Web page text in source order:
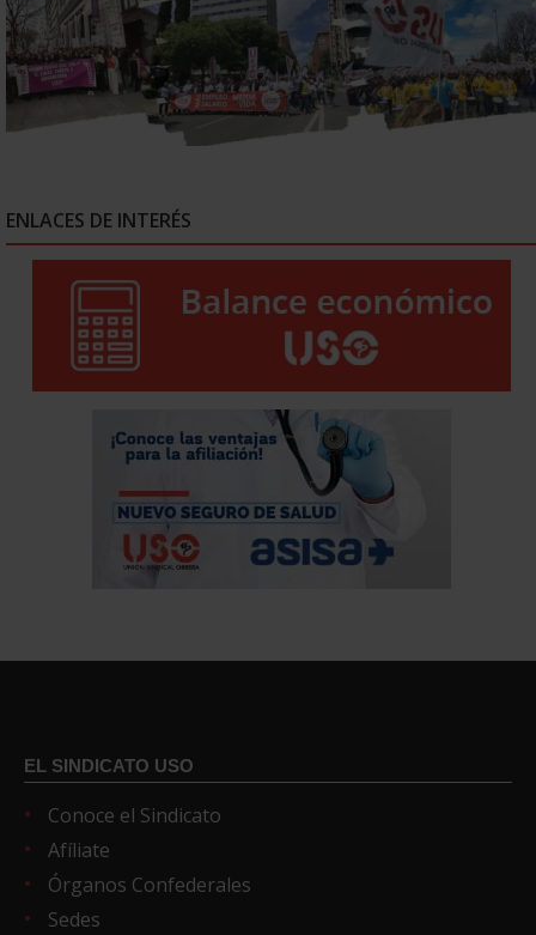
ENLACES DE INTERÉS
EL SINDICATO USO
Conoce el Sindicato
Afíliate
Órganos Confederales
Sedes